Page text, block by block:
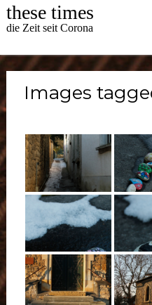
Skip
tothese times
die Zeit seit Corona
Images